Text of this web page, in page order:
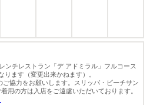
ンチレストラン「デ アドミラル」フルコース
ます（変更出来かねます）。
協力をお願いします。スリッパ・ビーチサン
用の方は入店をご遠慮いただいております。